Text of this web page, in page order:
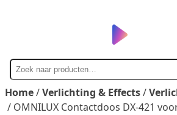
Zoek
naar
Home/Verlichting & Effects/
/ OMNILUX Contactdoos DX-421